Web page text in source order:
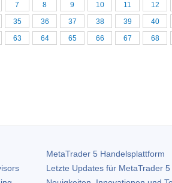
7 8 9 10 11 12
35 36 37 38 39 40
63 64 65 66 67 68
MetaTrader 5Handelsplattform
Letzte Updates für MetaTrader 5